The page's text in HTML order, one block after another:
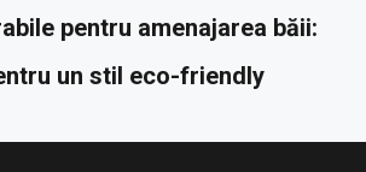
pentru amenajarea băii:
un stil eco-friendly